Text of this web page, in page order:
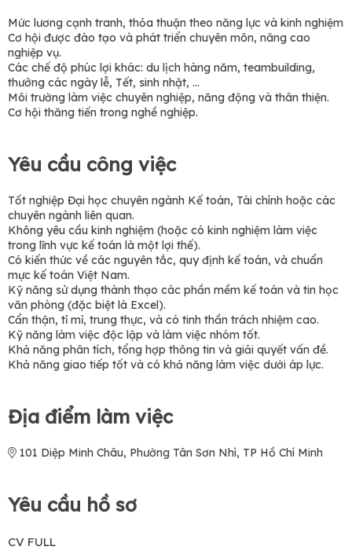
Mức lương cạnh tranh, thỏa thuận theo năng lực và kinh nghiệm
Cơ hội được đào tạo và phát triển chuyên môn, nâng cao
nghiệp vụ.
Các chế độ phúc lợi khác: du lịch hàng năm, teambuilding,
thưởng các ngày lễ, Tết, sinh nhật, ...
Môi trường làm việc chuyên nghiệp, năng động và thân thiện.
Cơ hội thăng tiến trong nghề nghiệp.
Yêu cầu công việc
Tốt nghiệp Đại học chuyên ngành Kế toán, Tài chính hoặc các
chuyên ngành liên quan.
Không yêu cầu kinh nghiệm (hoặc có kinh nghiệm làm việc
trong lĩnh vực kế toán là một lợi thế).
Có kiến thức về các nguyên tắc, quy định kế toán, và chuẩn
mực kế toán Việt Nam.
Kỹ năng sử dụng thành thạo các phần mềm kế toán và tin học
văn phòng (đặc biệt là Excel).
Cẩn thận, tỉ mỉ, trung thực, và có tinh thần trách nhiệm cao.
Kỹ năng làm việc độc lập và làm việc nhóm tốt.
Khả năng phân tích, tổng hợp thông tin và giải quyết vấn đề.
Khả năng giao tiếp tốt và có khả năng làm việc dưới áp lực.
Địa điểm làm việc
101 Diệp Minh Châu, Phường Tân Sơn Nhì, TP Hồ Chí Minh
Yêu cầu hồ sơ
CV FULL